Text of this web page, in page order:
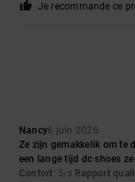
Je recommande ce
Nancy6 juin 2026
Ze zijn gemakkelik om te
een lange tijd dc shoes
Confort: 5/5 Rapport